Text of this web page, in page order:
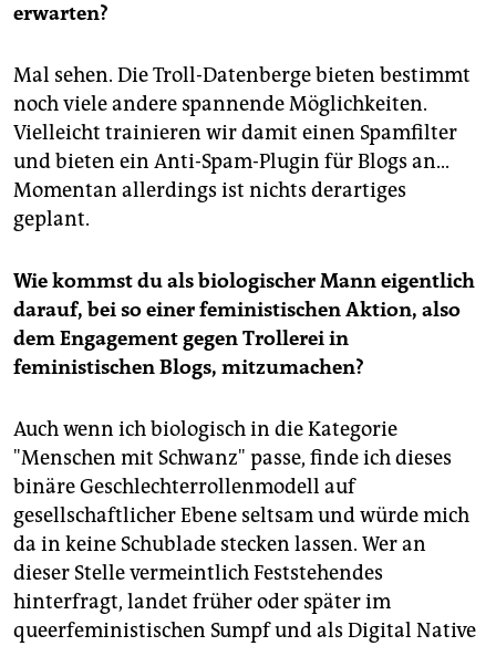
erwarten?
Mal sehen. Die Troll-Datenberge bieten bestimmt
noch viele andere spannende Möglichkeiten.
Vielleicht trainieren wir damit einen Spamfilter
und bieten ein Anti-Spam-Plugin für Blogs an...
Momentan allerdings ist nichts derartiges
geplant.
Wie kommst du als biologischer Mann eigentlich
darauf, bei so einer feministischen Aktion, also
dem Engagement gegen Trollerei in
feministischen Blogs, mitzumachen?
Auch wenn ich biologisch in die Kategorie
"Menschen mit Schwanz" passe, finde ich dieses
binäre Geschlechterrollenmodell auf
gesellschaftlicher Ebene seltsam und würde mich
da in keine Schublade stecken lassen. Wer an
dieser Stelle vermeintlich Feststehendes
hinterfragt, landet früher oder später im
queerfeministischen Sumpf und als Digital Native